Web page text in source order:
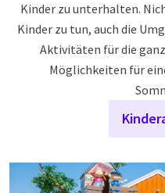
Kinder zu unterhalten.
Kinder zu tun, auch die
Aktivitäten für die
Möglichkeiten für